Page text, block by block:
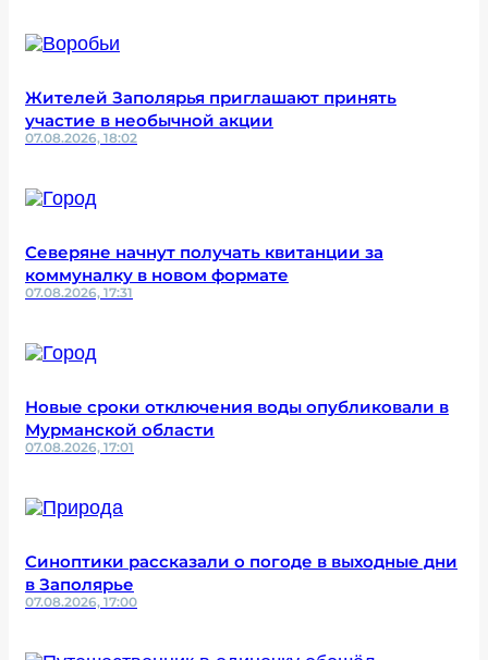
Жителей Заполярья приглашают принять
участие в необычной акции
07.08.2026, 18:02
Северяне начнут получать квитанции за
коммуналку в новом формате
07.08.2026, 17:31
Новые сроки отключения воды опубликовали в
Мурманской области
07.08.2026, 17:01
Синоптики рассказали о погоде в выходные дни
в Заполярье
07.08.2026, 17:00